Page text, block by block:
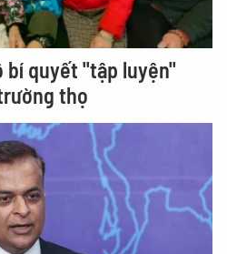
bí quyết "tập luyện"
thọ